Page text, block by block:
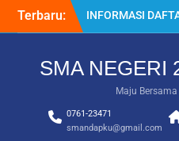
Terbaru:
INFORMASI
ULANG SPMB
KELAS 12 TAHUN
SISTEM
MURID BARU
2026
SMA NEGERI
Maju
0761-23471
smandapku@gmail.com